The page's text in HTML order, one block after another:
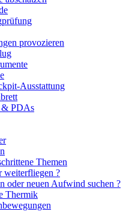
provozieren
Ausstattung
& PDAs
Themen
weiterfliegen ?
oder neuen Aufwind suchen ?
Thermik